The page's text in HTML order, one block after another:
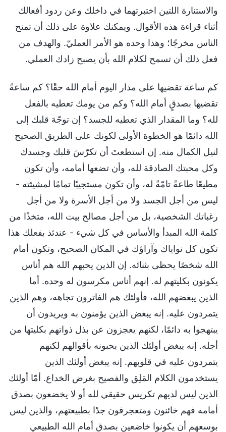
والاستنارة اللتين اختبرتهما في داخلك وعن ردود أفعالك
أثناء قراءة هذه الأقوال. ويمكنك علاوة على ذلك أن تمنح
الناس مخرجًا؛ وهذا وحده هو الأمر العمليّ. والهدف من
فعل ذلك أن تسمح لكلام الله بأن يصبح زادك العملي.
كم ساعة تقضيها على مدار اليوم أمام الله حقًا؟ كم ساعةً
تقضيها بصدقٍ أمام الله؟ وكم من يومك تعطيه بالفعل
لله؟ وما المقدار الذي تعطيه للجسد؟ إن توجّهَ قلبك إلى
الله دائمًا هو الخطوة الأولى لكونك على الطريق الصحيح
لنيل الكمال منه. إن استطعتَ أن تكرّسَ قلبك وجسدك
وكل محبتك الصادقة لله، وأن تضعها أمامه، وأن تكون
مطيعًا طاعةً تامّةً له، وأن تكون مستجيبًا تمامًا لمشيئته -
ليس من أجل الجسد ولا من أجل الأسرة ولا من أجل
رغباتك الشخصية، بل من أجل مصالح بيت الله، متخذًا من
كلمة الله المبدأ والأساس في كل شيء - عندئذ بفعلك هذا
تكون كل نواياك وآراؤك في المكان الصحيح، وتكون أمام
الله شخصًا يحظى بثنائه. إن الذين يحبهم الله هم أناس
يكونون بكليتهم له. إنهم أناس مكرسون له وحده. أما
الذين يبغضهم الله، فأولئك هم الفاترون تجاهه، وهم الذين
يتمردون عليه. إنه يبغض الذين يؤمنون به ويريدون أن
يبتهجوا به دائمًا، لكنهم يعجزون عن بذل ذواتهم بكليتها من
أجله. إنه يبغض أولئك الذين يحبونه بأقوالهم لكنهم
يتمردون عليه في قلوبهم. إنه يبغض أولئك الذين
يستخدمون الكلام المَلِق والفصيح بغرض الخداع. أمّا أولئك
الذين ليس لديهم تكريس حقيقي لله أو لا يخضعون بصدق
أمامه فهم خائنون ومتعجرفون جدًا بطبيعتهم، والذين ليس
بوسعهم أن يكونوا خاضعين بصدق أمام الله الطبيعي